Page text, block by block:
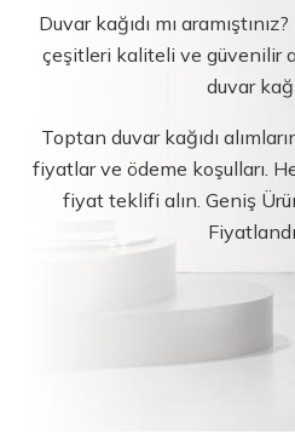
Duvar kağıdı mı
çeşitleri kaliteli ve güvenilir
duvar
Toptan duvar kağıdı
fiyatlar ve ödeme koşulları.
fiyat teklifi alın. Geniş